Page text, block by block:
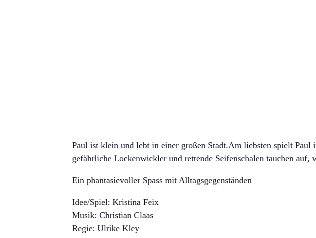
Paul ist klein und lebt in einer großen Stadt.Am liebsten spielt Paul
gefährliche Lockenwickler und rettende Seifenschalen tauchen auf,
Ein phantasievoller Spass mit Alltagsgegenständen
Idee/Spiel: Kristina Feix
Musik: Christian Claas
Regie: Ulrike Kley